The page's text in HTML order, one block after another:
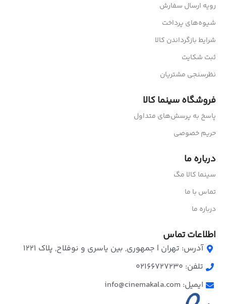
رویه ارسال سفارش
شیوه‌های پرداخت
شرایط بازگرداندن کالا
ثبت شکایت
نظرسنجی مشتریان
فروشگاه سینما کالا
پاسخ به پرسش‌های متداول
حریم خصوصی
درباره ما
سینما کالا مگ
تماس با ما
درباره ما
اطلاعات تماس
آدرس: تهران | جمهوری, بین یاسری و نوفلاح, پلاک ۱۲۲۱
تلفن: 02166727230
ایمیل: info@cinemakala.com